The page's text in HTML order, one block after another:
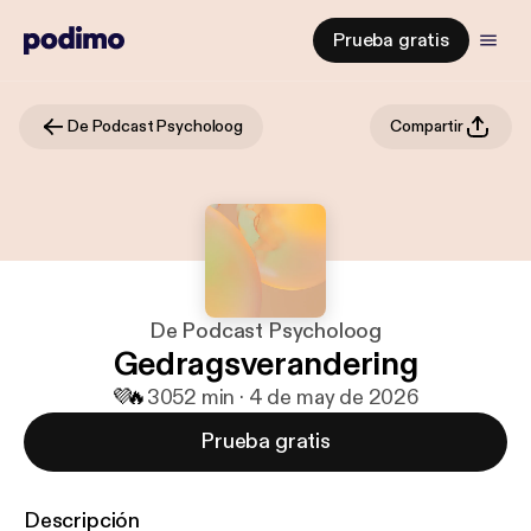
Prueba gratis
De Podcast Psycholoog Compartir
De Podcast Psycholoog
Gedragsverandering
💜🔥3052 min · 4 de may de 2026
Prueba gratis
Descripción